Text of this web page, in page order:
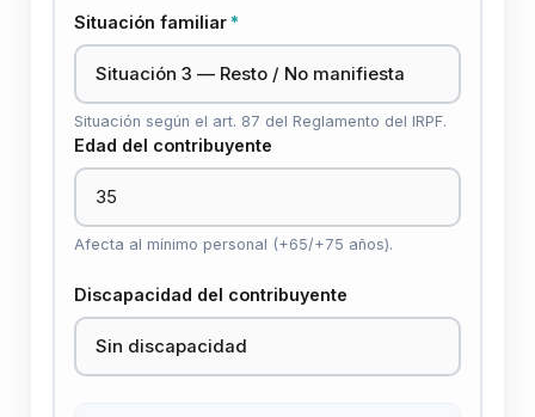
Situación familiar*
Situación según el art. 87 del Reglamento del IRPF.
Edad del contribuyente
Afecta al mínimo personal (+65/+75 años).
Discapacidad del contribuyente